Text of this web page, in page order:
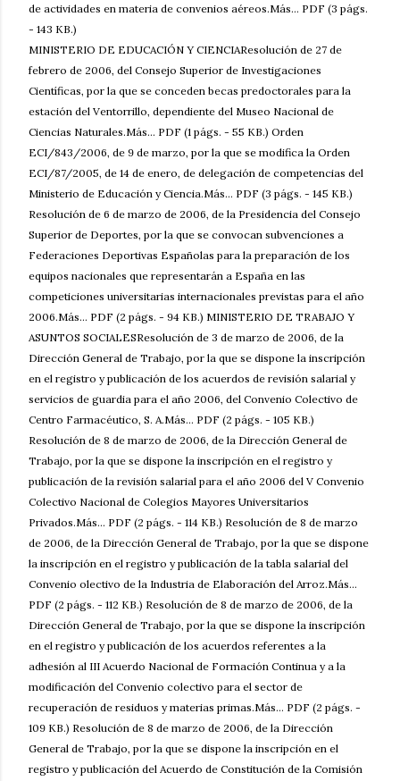
de actividades en materia de convenios aéreos.Más... PDF (3 págs.
- 143 KB.)
MINISTERIO DE EDUCACIÓN Y CIENCIAResolución de 27 de
febrero de 2006, del Consejo Superior de Investigaciones
Científicas, por la que se conceden becas predoctorales para la
estación del Ventorrillo, dependiente del Museo Nacional de
Ciencias Naturales.Más... PDF (1 págs. - 55 KB.) Orden
ECI/843/2006, de 9 de marzo, por la que se modifica la Orden
ECI/87/2005, de 14 de enero, de delegación de competencias del
Ministerio de Educación y Ciencia.Más... PDF (3 págs. - 145 KB.)
Resolución de 6 de marzo de 2006, de la Presidencia del Consejo
Superior de Deportes, por la que se convocan subvenciones a
Federaciones Deportivas Españolas para la preparación de los
equipos nacionales que representarán a España en las
competiciones universitarias internacionales previstas para el año
2006.Más... PDF (2 págs. - 94 KB.) MINISTERIO DE TRABAJO Y
ASUNTOS SOCIALESResolución de 3 de marzo de 2006, de la
Dirección General de Trabajo, por la que se dispone la inscripción
en el registro y publicación de los acuerdos de revisión salarial y
servicios de guardia para el año 2006, del Convenio Colectivo de
Centro Farmacéutico, S. A.Más... PDF (2 págs. - 105 KB.)
Resolución de 8 de marzo de 2006, de la Dirección General de
Trabajo, por la que se dispone la inscripción en el registro y
publicación de la revisión salarial para el año 2006 del V Convenio
Colectivo Nacional de Colegios Mayores Universitarios
Privados.Más... PDF (2 págs. - 114 KB.) Resolución de 8 de marzo
de 2006, de la Dirección General de Trabajo, por la que se dispone
la inscripción en el registro y publicación de la tabla salarial del
Convenio olectivo de la Industria de Elaboración del Arroz.Más...
PDF (2 págs. - 112 KB.) Resolución de 8 de marzo de 2006, de la
Dirección General de Trabajo, por la que se dispone la inscripción
en el registro y publicación de los acuerdos referentes a la
adhesión al III Acuerdo Nacional de Formación Continua y a la
modificación del Convenio colectivo para el sector de
recuperación de residuos y materias primas.Más... PDF (2 págs. -
109 KB.) Resolución de 8 de marzo de 2006, de la Dirección
General de Trabajo, por la que se dispone la inscripción en el
registro y publicación del Acuerdo de Constitución de la Comisión